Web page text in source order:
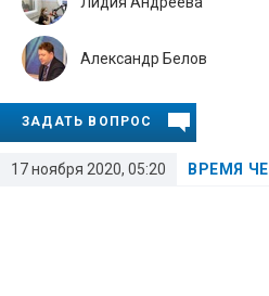
17 ноября 2020, 05:20 ВРЕМЯ ЧЕ
Александр Белов
ЗАДАТЬ ВОПРОС